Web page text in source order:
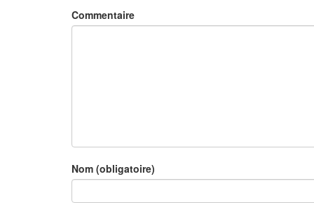
Commentaire
Nom (obligatoire)